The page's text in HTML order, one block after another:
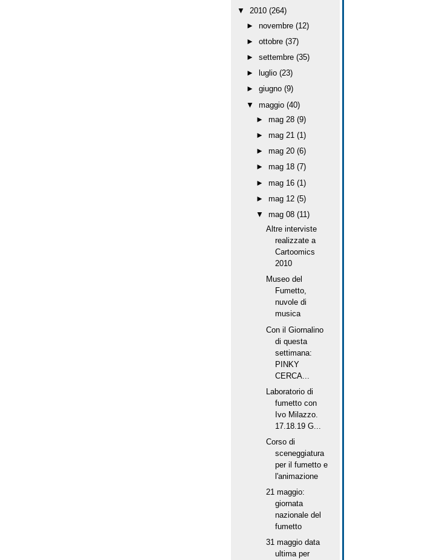
▼ 2010 (264)
►novembre(12)
►ottobre(37)
►settembre(35)
►
luglio(23)
►giugno(9)
▼maggio(40)
► mag 28 (9)
► mag 21 (1)
► mag 20 (6)
► mag 18 (7)
► mag 16 (1)
► mag 12 (5)
▼ mag 08 (11)
Altre interviste
realizzate a
Cartoomics
2010
Museo del
Fumetto,
nuvole di
musica
Con il Giornalino
di questa
settimana:
PINKY
CERCA...
Laboratorio di
fumetto con
Ivo Milazzo.
17.18.19 G...
Corso di
sceneggiatura
per il fumetto e
l'animazione
21 maggio:
giornata
nazionale del
fumetto
31 maggio data
ultima per